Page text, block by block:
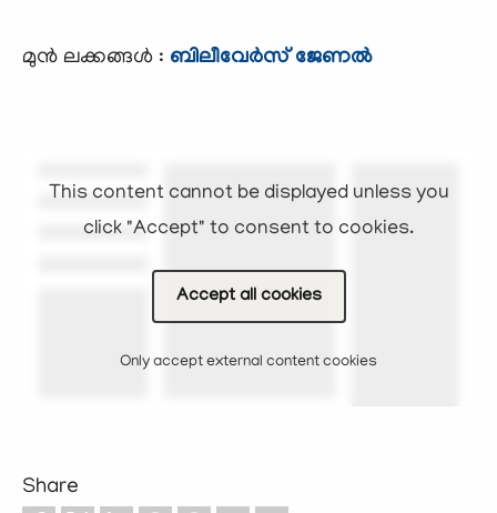
മുന്‍ ലക്കങ്ങള്‍ : ബിലീവേര്‍സ് ജേണല്‍
This content cannot be displayed unless you
click "Accept" to consent to cookies.
Accept all cookies
Only accept external content cookies
Share